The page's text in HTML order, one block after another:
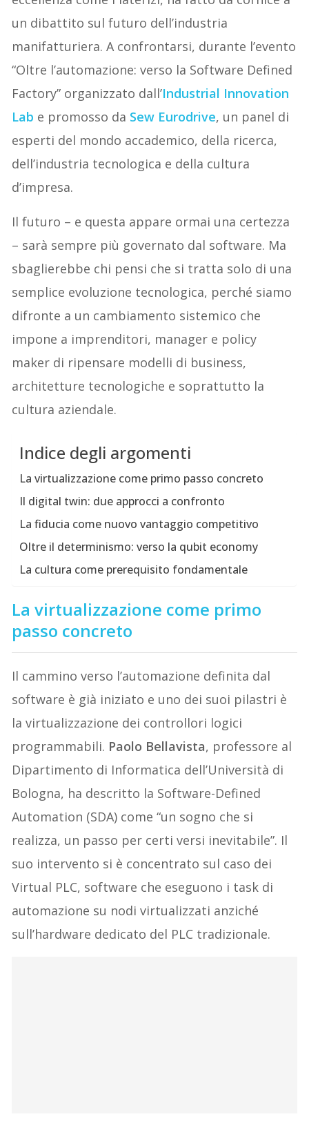
un dibattito sul futuro dell’industria
manifatturiera. A confrontarsi, durante l’evento
“Oltre l’automazione: verso la Software Defined
Factory” organizzato dall’Industrial Innovation
Lab e promosso da Sew Eurodrive, un panel di
esperti del mondo accademico, della ricerca,
dell’industria tecnologica e della cultura
d’impresa.
Il futuro – e questa appare ormai una certezza
– sarà sempre più governato dal software. Ma
sbaglierebbe chi pensi che si tratta solo di una
semplice evoluzione tecnologica, perché siamo
difronte a un cambiamento sistemico che
impone a imprenditori, manager e policy
maker di ripensare modelli di business,
architetture tecnologiche e soprattutto la
cultura aziendale.
Indice degli argomenti
La virtualizzazione come primo passo concreto
Il digital twin: due approcci a confronto
La fiducia come nuovo vantaggio competitivo
Oltre il determinismo: verso la qubit economy
La cultura come prerequisito fondamentale
La virtualizzazione come primo
passo concreto
Il cammino verso l’automazione definita dal
software è già iniziato e uno dei suoi pilastri è
la virtualizzazione dei controllori logici
programmabili. Paolo Bellavista, professore al
Dipartimento di Informatica dell’Università di
Bologna, ha descritto la Software-Defined
Automation (SDA) come “un sogno che si
realizza, un passo per certi versi inevitabile”. Il
suo intervento si è concentrato sul caso dei
Virtual PLC, software che eseguono i task di
automazione su nodi virtualizzati anziché
sull’hardware dedicato del PLC tradizionale.